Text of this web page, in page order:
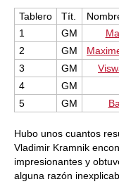
Tablero Tít.
1
GM
2
GM
3
GM
4
GM
5
GM
Hubo unos cuantos
Vladimir Kramnik
impresionantes y
alguna razón